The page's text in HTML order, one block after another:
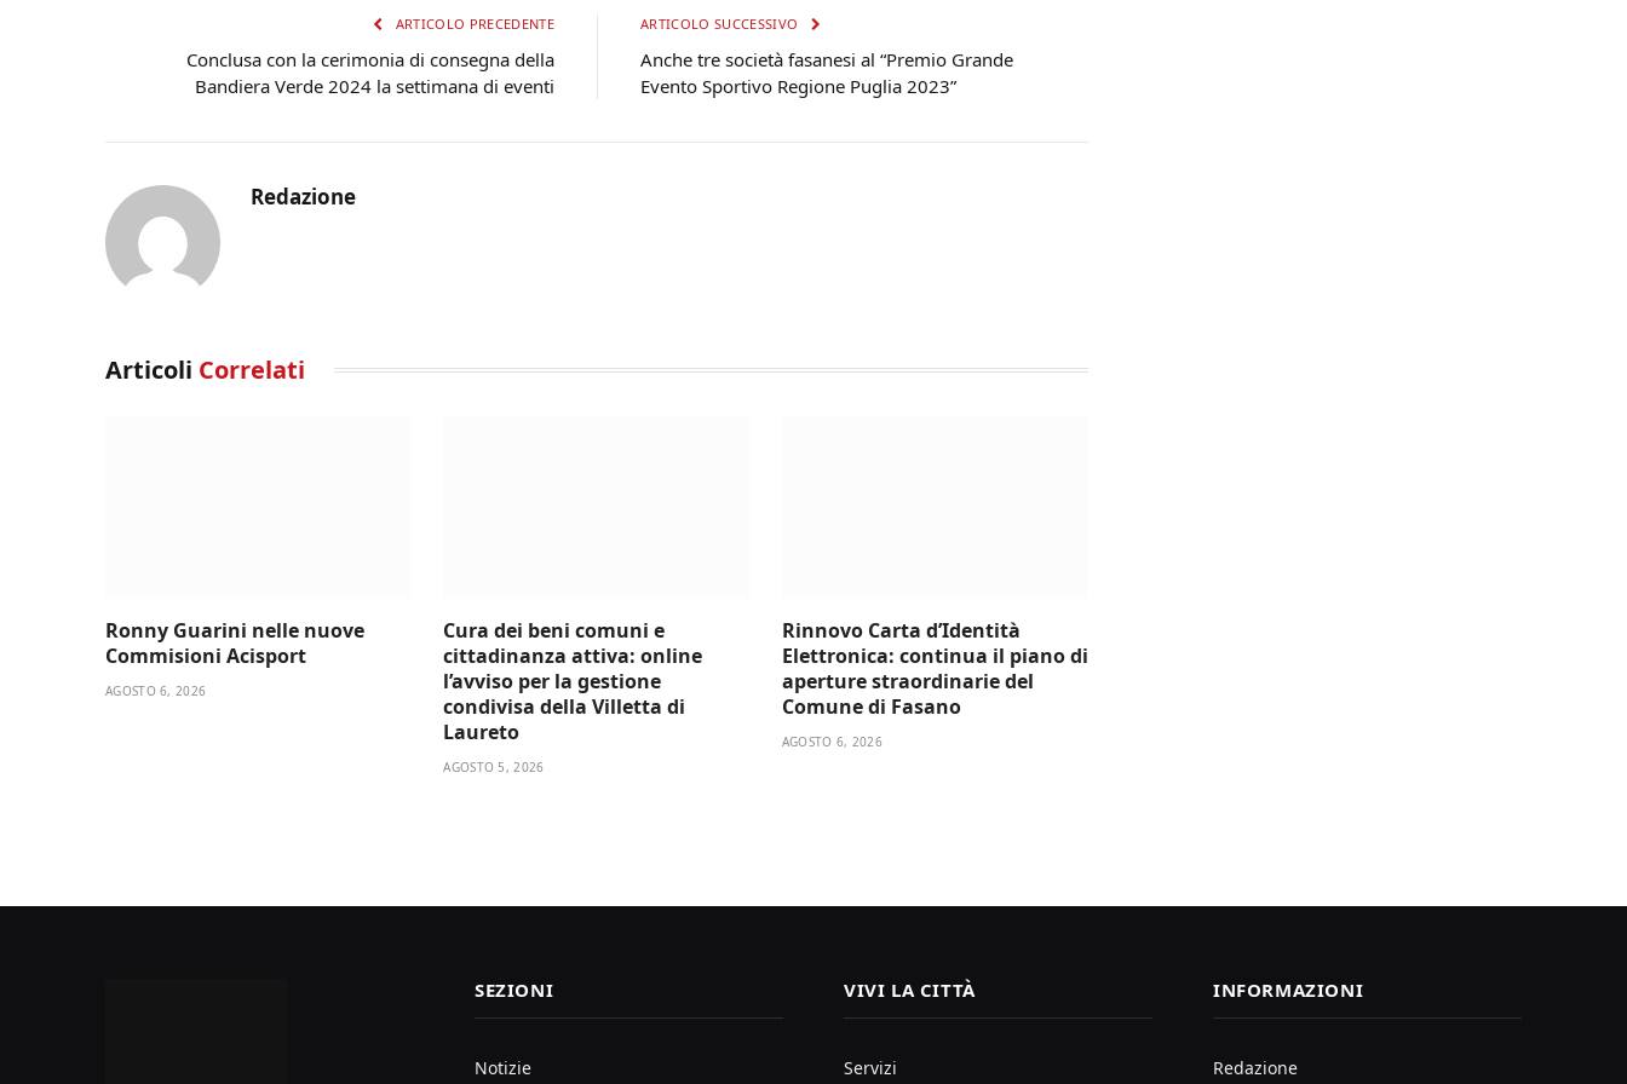
ARTICOLO PRECEDENTE
Conclusa con la cerimonia di consegna della
Bandiera Verde 2024 la settimana di eventi
ARTICOLO SUCCESSIVO
Anche tre società fasanesi al “Premio Grande
Evento Sportivo Regione Puglia 2023”
Redazione
Articoli Correlati
Ronny Guarini nelle nuove
Commisioni Acisport
AGOSTO 6, 2026
Cura dei beni comuni e
cittadinanza attiva: online
l’avviso per la gestione
condivisa della Villetta di
Laureto
AGOSTO 5, 2026
Rinnovo Carta d’Identità
Elettronica: continua il piano di
aperture straordinarie del
Comune di Fasano
AGOSTO 6, 2026
SEZIONI
Notizie
VIVI LA CITTÀ
Servizi
INFORMAZIONI
Redazione